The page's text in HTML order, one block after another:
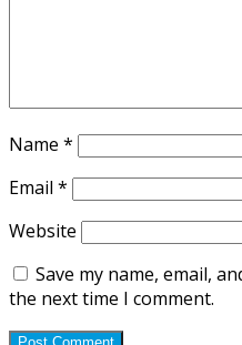
Name *
Email *
Website
Save my name, email,
the next time I comment.